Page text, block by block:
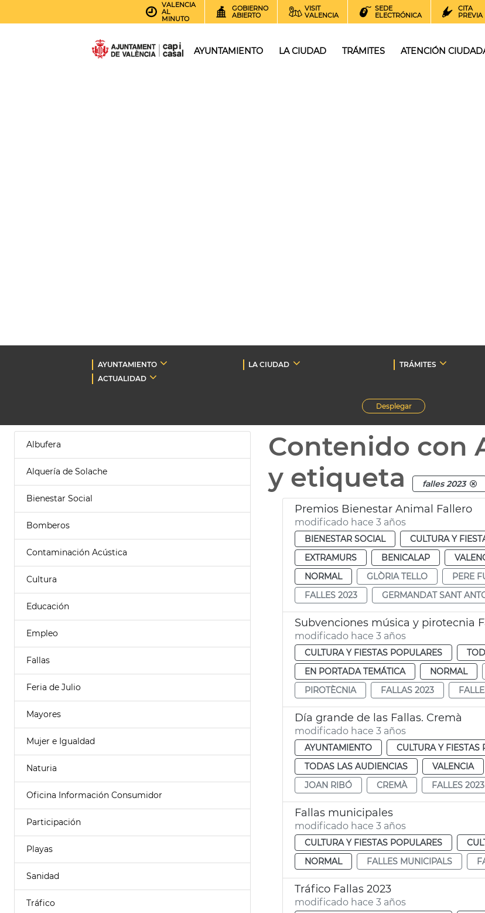
VALENCIA
AL
MINUTO
GOBIERNO
ABIERTO
VISIT
VALENCIA
SEDE
ELECTRÓNICA
CITA
PREVIA
AYUNTAMIENTO LA CIUDAD TRÁMITES ATENCIÓN
AYUNTAMIENTO LA CIUDAD TRÁMITES
ACTUALIDAD
Desplegar
Albufera
Alquería de Solache
Bienestar Social
Bomberos
Contaminación Acústica
Cultura
Educación
Empleo
Fallas
Feria de Julio
Mayores
Mujer e Igualdad
Naturia
Oficina Información Consumidor
Participación
Playas
Sanidad
Tráfico
Contenido con
y etiqueta falles 2023
Premios Bienestar Animal Fallero
modificado hace 3 años
BIENESTAR SOCIAL CULTURA Y
EXTRAMURS
BENICALAP
NORMAL
GLÒRIA TELLO PERE
FALLES 2023
GERMANDAT SANT
Subvenciones música y pirotecnia
modificado hace 3 años
CULTURA Y FIESTAS POPULARES
EN PORTADA TEMÁTICA
NORMAL
PIROTÈCNIA
FALLAS 2023
Día grande de las Fallas. Cremà
modificado hace 3 años
AYUNTAMIENTO CULTURA Y FIESTAS
TODAS LAS AUDIENCIAS
VALENCIA
JOAN RIBÓ
CREMÀ FALLES 2023
Fallas municipales
modificado hace 3 años
CULTURA Y FIESTAS POPULARES
NORMAL
FALLES MUNICIPALS
Tráfico Fallas 2023
modificado hace 3 años